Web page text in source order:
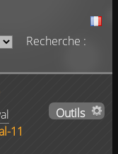
Recherche :
Outils
11